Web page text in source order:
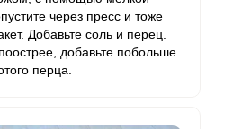
мг 400 мг 3.7 19.8
1300 мг 896.5
через пресс и тоже
Добавьте соль и перец.
добавьте побольше
перца.